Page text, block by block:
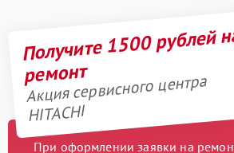
Получите 1500 рублей
ремонт
Акция сервисного центра
HITACHI
При оформлении заявки на